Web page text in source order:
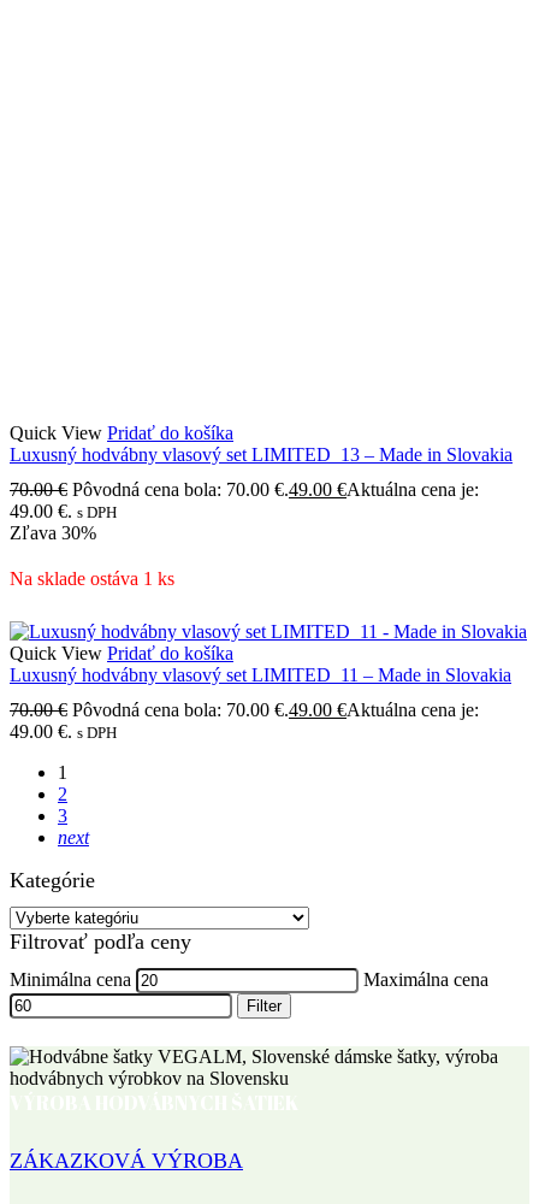
Quick View Pridať do košíka
Luxusný hodvábny vlasový set LIMITED_13 – Made in Slovakia
70.00€ Pôvodná cena bola: 70.00 €.49.00 €Aktuálna cena je:
49.00 €. s DPH
Zľava 30%
Na sklade ostáva 1 ks
Quick View Pridať do košíka
Luxusný hodvábny vlasový set LIMITED_11 – Made in Slovakia
70.00€ Pôvodná cena bola: 70.00 €.49.00 €Aktuálna cena je:
49.00 €. s DPH
1
2
3
next
Kategórie
Filtrovať podľa ceny
Minimálna cena Maximálna cena
Filter
ZÁKAZKOVÁ VÝROBA